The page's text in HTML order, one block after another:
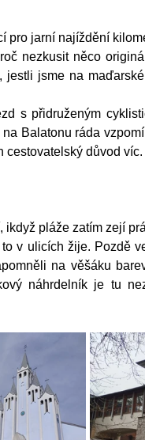
pro jarní najíždění
nezkusit něco
jestli jsme na
s přidruženým
Balatonu ráda
cestovatelský důvod víc.
pláže zatím zejí
v ulicích žije. Pozdě
na věšáku
náhrdelník je tu